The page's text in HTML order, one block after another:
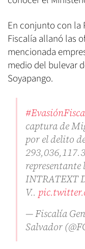
En conjunto con la
Fiscalía allanó las
mencionada
medio del bulevar
Soyapango.
captura de
por el delito
representante
INTRATEXT
V..
— Fiscalía
Salvador